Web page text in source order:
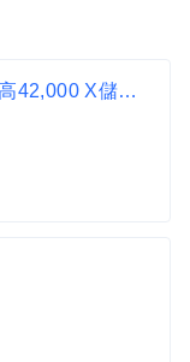
Q BURGER【三重光明店】月薪最高42,000 X儲備幹部一頭班X 歡迎轉職、新鮮人加入